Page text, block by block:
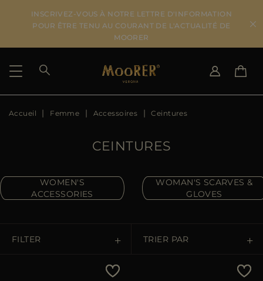
INSCRIVEZ-VOUS À NOTRE LETTRE D'INFORMATION
POUR ÊTRE TENU AU COURANT DE L'ACTUALITÉ DE
MOORER
PAYS DE LIVRAISON
JP
AU
CHANGER DE LANGUE
Accueil Femme Accessoires Ceintures
CEINTURES
WOMEN'S
ACCESSORIES
WOMAN'S SCARVES &
GLOVES
FILTER TRIER PAR